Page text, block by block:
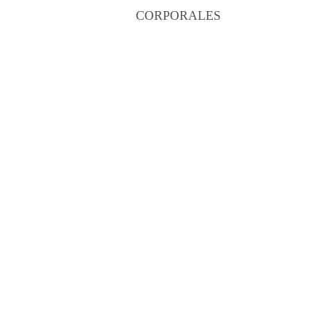
CORPORALES